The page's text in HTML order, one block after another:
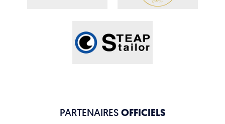
PARTENAIRESOFFICIELS